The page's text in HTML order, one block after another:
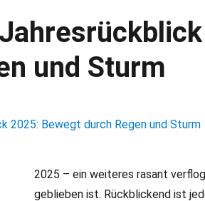
und Sturm
2025 – ein weiteres rasant
geblieben ist. Rückblickend ist